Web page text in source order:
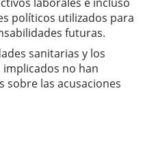
políticos utilizados para
futuras.
sanitarias y los
no han
sobre las acusaciones